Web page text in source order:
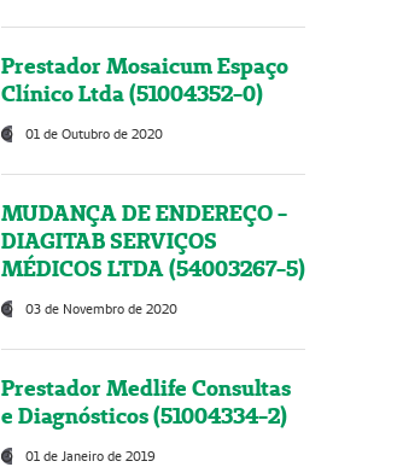
Prestador Mosaicum Espaço
Clínico Ltda (51004352-0)
01 de Outubro de 2020
MUDANÇA DE ENDEREÇO -
DIAGITAB SERVIÇOS
MÉDICOS LTDA (54003267-5)
03 de Novembro de 2020
Prestador Medlife Consultas
e Diagnósticos (51004334-2)
01 de Janeiro de 2019